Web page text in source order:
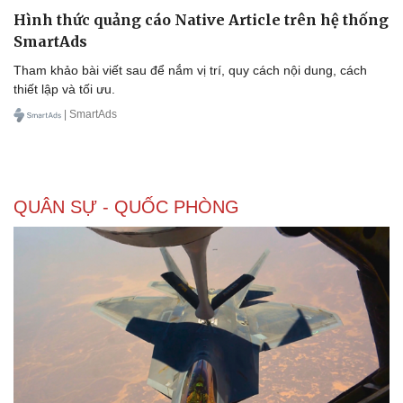
Hình thức quảng cáo Native Article trên hệ thống
SmartAds
Tham khảo bài viết sau để nắm vị trí, quy cách nội dung, cách
thiết lập và tối ưu.
| SmartAds
QUÂN SỰ - QUỐC PHÒNG